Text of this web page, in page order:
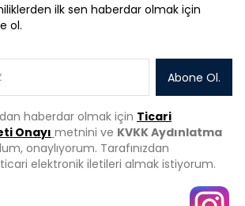
ilk sen haberdar olmak için
ol.
Abone Ol.
haberdar olmak için Ticari
Onayı metnini ve KVKK Aydınlatma
onaylıyorum. Tarafınızdan
elektronik iletileri almak istiyorum.